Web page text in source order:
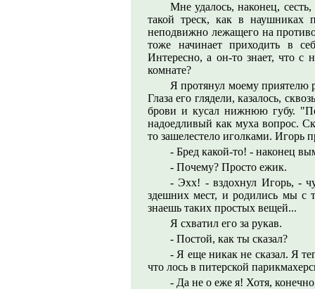
Мне удалось, наконец,
такой треск, как в наушниках
неподвижно лежащего на
тоже начинает приходить в
Интересно, а он-то знает, что
комнате?
Я протянул моему приятелю
Глаза его глядели, казалось,
брови и кусал нижнюю губу.
надоедливый как муха вопрос.
то зашелестело иголками. Игорь
- Бред какой-то! - наконец
- Почему? Просто ежик.
- Эхх! - вздохнул Игорь, -
здешних мест, и родились мы с
знаешь таких простых вещей...
Я схватил его за рукав.
- Постой, как ты сказал?
- Я еще никак не сказал. Я
что лось в питерской
- Да не о еже я! Хотя,